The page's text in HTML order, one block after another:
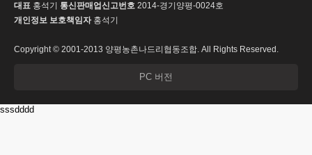
대표 홍석기 통신판매업신고번호 2014-경기양평-0024호
개인정보 보호책임자홍석기
Copyright © 2001-2013 양평농촌나드리협동조합. All Rights Reserved.
PC 버전
sssdddd